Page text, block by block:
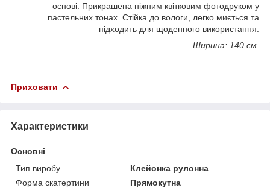
основі. Прикрашена ніжним квітковим фотодруком у
пастельних тонах. Стійка до вологи, легко миється та
підходить для щоденного використання.
Ширина: 140 см.
Приховати
Характеристики
Основні
Тип виробу
Клейонка рулонна
Форма скатертини
Прямокутна